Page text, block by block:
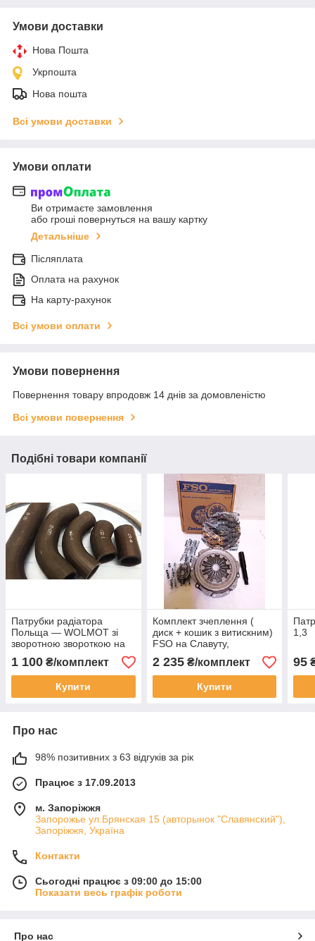
Умови доставки
Нова Пошта
Укрпошта
Нова пошта
Всі умови доставки
Умови оплати
Ви отримаєте замовлення
або гроші повернуться на вашу картку
Детальніше
Післяплата
Оплата на рахунок
На карту-рахунок
Всі умови оплати
Умови повернення
Повернення товару впродовж 14 днів за домовленістю
Всі умови повернення
Подібні товари компанії
Патрубки радіатора
Польща — WOLMOT зі
зворотною звороткою на
Славуту, Таврю.
1 100 ₴/комплект
Купити
Комплект зчеплення (
диск + кошик з витискним)
FSO на Славуту,
Тавровію, Сенс
2 235₴/комплект
Купити
1,3
95
Про нас
98% позитивних з 63 відгуків за рік
Працює з 17.09.2013
м. Запоріжжя
Запорожье ул.Брянская 15 (авторынок "Славянский"),
Запоріжжя, Україна
Контакти
Сьогодні працює з 09:00 до 15:00
Показати весь графік роботи
Про нас